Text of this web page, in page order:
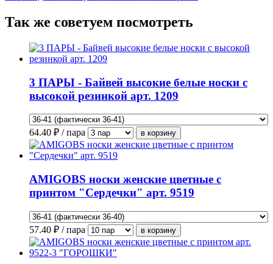
Так же советуем посмотреть
3 ПАРЫ - Байвей высокие белые носки с
высокой резинкой арт. 1209
64.40 ₽ / пара
AMIGOBS носки женские цветные с
принтом "Сердечки" арт. 9519
57.40 ₽ / пара